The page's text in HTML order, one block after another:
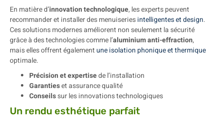
En matière d’innovation technologique, les experts peuvent
recommander et installer des menuiseriesintelligentes et design.
Ces solutions modernes améliorent non seulement la sécurité
grâce à des technologies comme l’aluminium anti-effraction,
mais elles offrent également une isolation phonique et thermique
optimale.
Précision et expertisede l’installation
Garantieset assurance qualité
Conseilssur les innovations technologiques
Un rendu esthétique parfait